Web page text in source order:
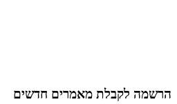
לקבלת מאמרים חדשים